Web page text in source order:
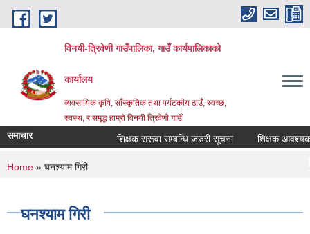
Skip to main content
विनयी-त्रिवेणी गाउँपालिका, गाउँ कार्यपालिकाको
कार्यालय
व्यवसायिक कृषि, साँस्कृतिक तथा पर्यटकीय ठाउँ, स्वच्छ,
स्वस्थ, र समृद्ध हाम्रो विनयी त्रिवेणी गाउँ
समाचार शिक्षक सरूवा सम्बन्धि जरुरी सूचना शिक्षक
You are here
Home » घनश्याम गिरी
घनश्याम गिरी